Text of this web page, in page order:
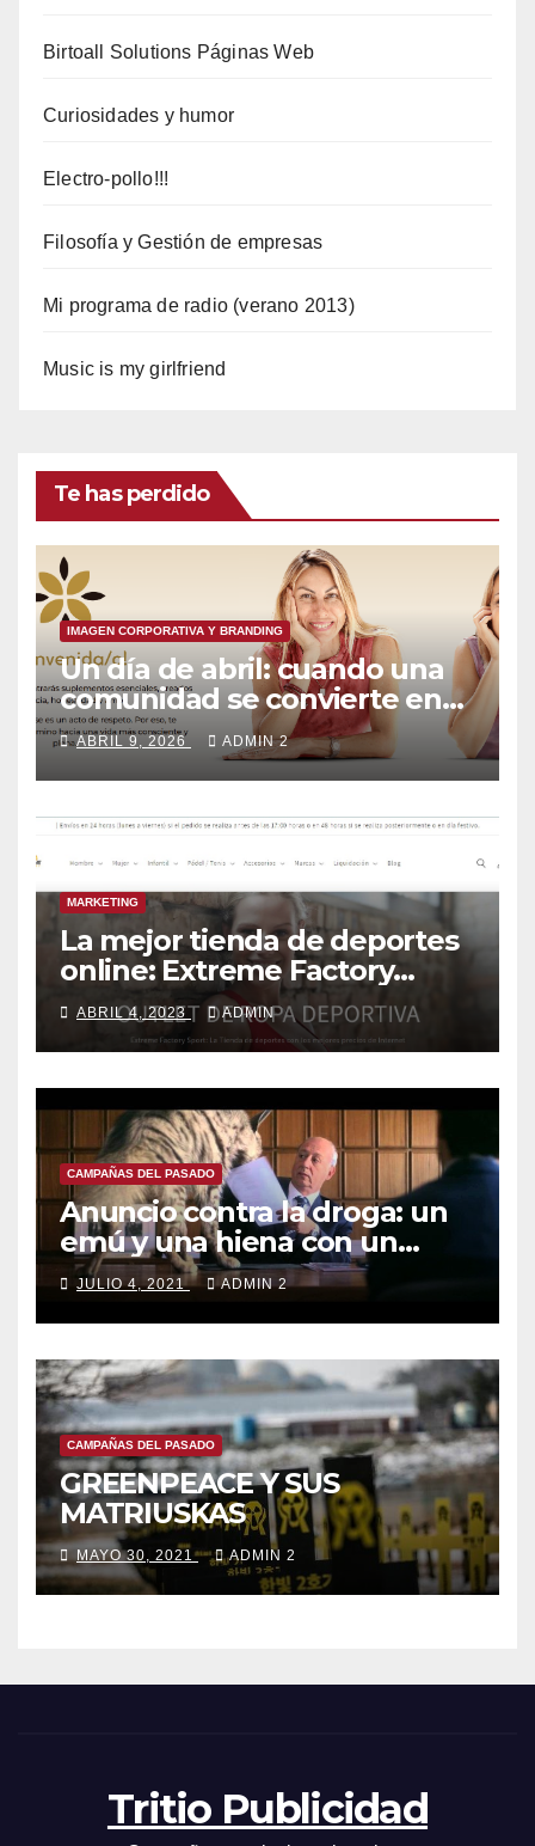
Birtoall Solutions Páginas Web
Curiosidades y humor
Electro-pollo!!!
Filosofía y Gestión de empresas
Mi programa de radio (verano 2013)
Music is my girlfriend
Te has perdido
IMAGEN CORPORATIVA Y BRANDING
Un día de abril: cuando una
comunidad se convierte en
marca
ABRIL 9, 2026 ADMIN 2
MARKETING
La mejor tienda de deportes
online: Extreme Factory
Outlet
ABRIL 4, 2023 ADMIN
CAMPAÑAS DEL PASADO
Anuncio contra la droga: un
emú y una hiena con un
mensaje claro
JULIO 4, 2021 ADMIN 2
CAMPAÑAS DEL PASADO
GREENPEACE Y SUS
MATRIUSKAS
MAYO 30, 2021 ADMIN 2
Tritio Publicidad